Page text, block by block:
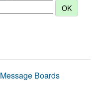
Message Boards